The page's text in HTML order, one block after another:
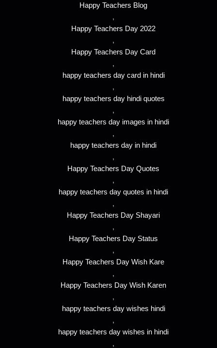
Happy Teachers Blog
,
Happy Teachers Day 2022
,
Happy Teachers Day Card
,
happy teachers day card in hindi
,
happy teachers day hindi quotes
,
happy teachers day images in hindi
,
happy teachers day in hindi
,
Happy Teachers Day Quotes
,
happy teachers day quotes in hindi
,
Happy Teachers Day Shayari
,
Happy Teachers Day Status
,
Happy Teachers Day Wish Kare
,
Happy Teachers Day Wish Karen
,
happy teachers day wishes hindi
,
happy teachers day wishes in hindi
,